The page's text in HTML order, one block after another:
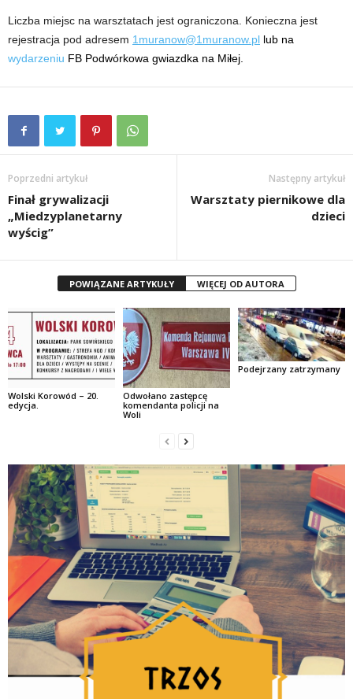
Liczba miejsc na warsztatach jest ograniczona. Konieczna jest
rejestracja pod adresem 1muranow@1muranow.pl lub na
wydarzeniu FB Podwórkowa gwiazdka na Miłej.
Poprzedni artykuł
Finał grywalizacji
„Miedzyplanetarny
wyścig”
Następny artykuł
Warsztaty piernikowe dla
dzieci
POWIĄZANE ARTYKUŁY WIĘCEJ OD AUTORA
Wolski Korowód – 20.
edycja.
Odwołano zastępcę
komendanta policji na
Woli
Podejrzany zatrzymany